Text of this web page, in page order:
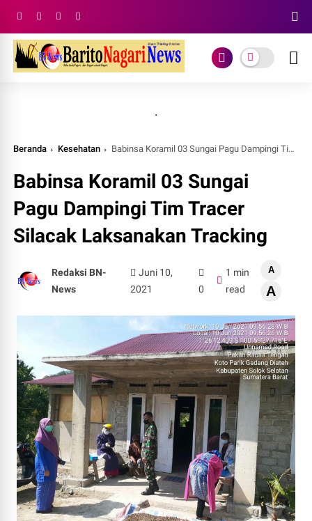
.
Beranda Kesehatan Babinsa Koramil 03 Sungai Pagu Dampingi Tim Tracer Silacak Laksanakan Tracking
Babinsa Koramil 03 Sungai
Pagu Dampingi Tim Tracer
Silacak Laksanakan Tracking
Redaksi BN-
News
Juni 10,
2021
0
1 min
read
A
A